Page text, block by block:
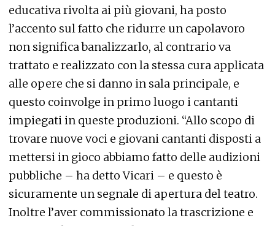
educativa rivolta ai più giovani, ha posto
l’accento sul fatto che ridurre un capolavoro
non significa banalizzarlo, al contrario va
trattato e realizzato con la stessa cura applicata
alle opere che si danno in sala principale, e
questo coinvolge in primo luogo i cantanti
impiegati in queste produzioni. “Allo scopo di
trovare nuove voci e giovani cantanti disposti a
mettersi in gioco abbiamo fatto delle audizioni
pubbliche – ha detto Vicari – e questo è
sicuramente un segnale di apertura del teatro.
Inoltre l’aver commissionato la trascrizione e